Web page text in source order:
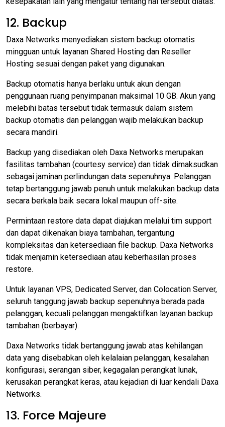
12. Backup
Daxa Networks menyediakan sistem backup otomatis
mingguan untuk layanan Shared Hosting dan Reseller
Hosting sesuai dengan paket yang digunakan.
Backup otomatis hanya berlaku untuk akun dengan
penggunaan ruang penyimpanan maksimal 10 GB. Akun yang
melebihi batas tersebut tidak termasuk dalam sistem
backup otomatis dan pelanggan wajib melakukan backup
secara mandiri.
Backup yang disediakan oleh Daxa Networks merupakan
fasilitas tambahan (courtesy service) dan tidak dimaksudkan
sebagai jaminan perlindungan data sepenuhnya. Pelanggan
tetap bertanggung jawab penuh untuk melakukan backup data
secara berkala baik secara lokal maupun off-site.
Permintaan restore data dapat diajukan melalui tim support
dan dapat dikenakan biaya tambahan, tergantung
kompleksitas dan ketersediaan file backup. Daxa Networks
tidak menjamin ketersediaan atau keberhasilan proses
restore.
Untuk layanan VPS, Dedicated Server, dan Colocation Server,
seluruh tanggung jawab backup sepenuhnya berada pada
pelanggan, kecuali pelanggan mengaktifkan layanan backup
tambahan (berbayar).
Daxa Networks tidak bertanggung jawab atas kehilangan
data yang disebabkan oleh kelalaian pelanggan, kesalahan
konfigurasi, serangan siber, kegagalan perangkat lunak,
kerusakan perangkat keras, atau kejadian di luar kendali Daxa
Networks.
13. Force Majeure